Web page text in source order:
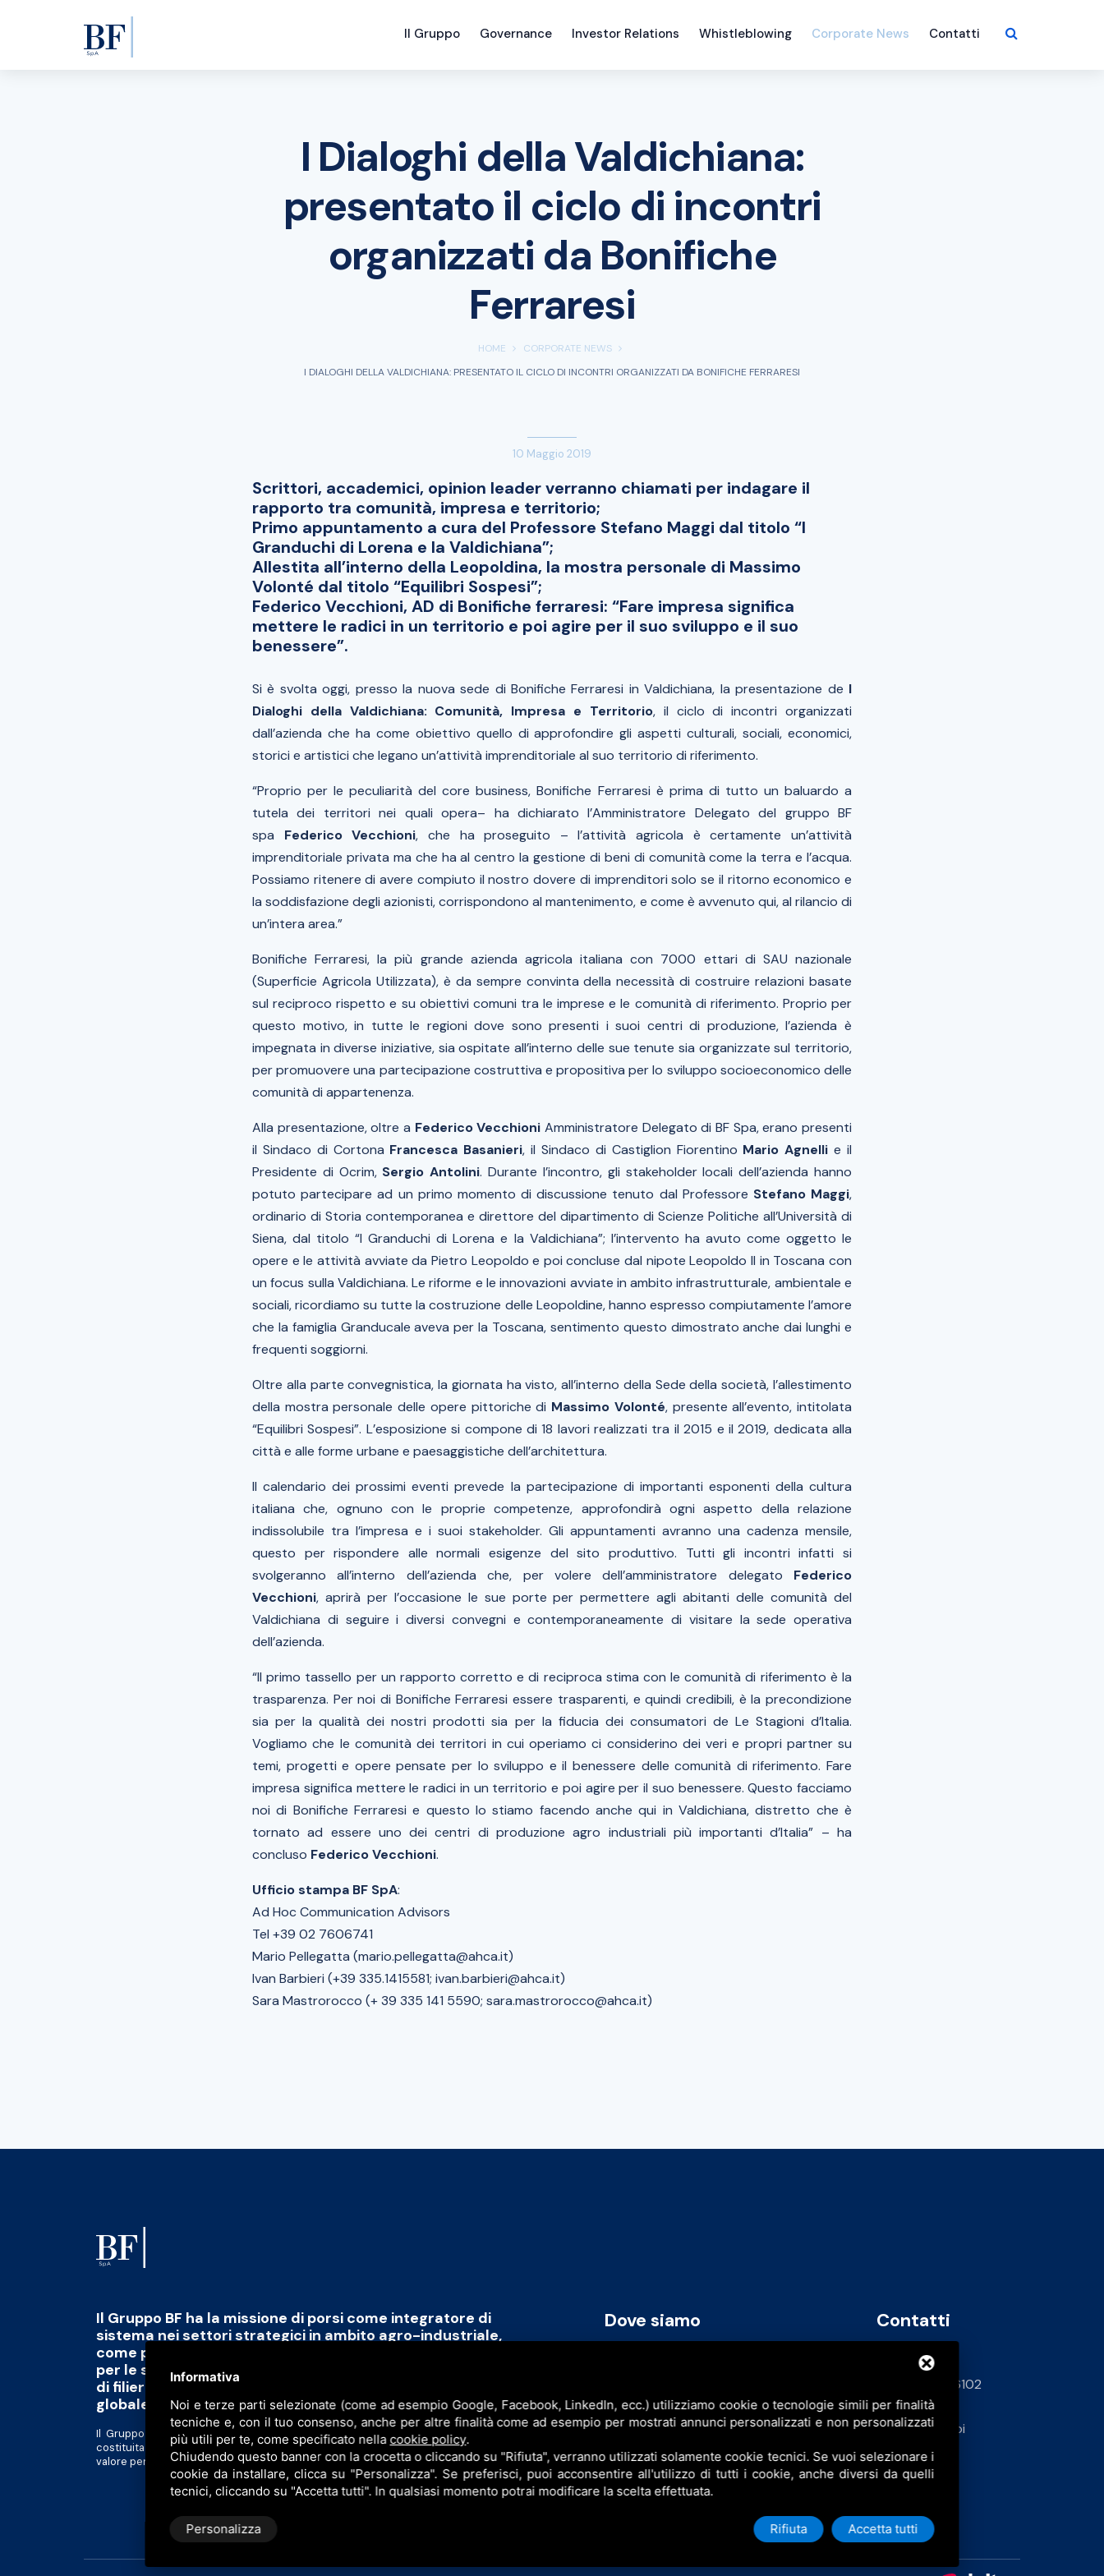
Il Gruppo Governance Investor Relations Whistleblowing Corporate News Contatti
I Dialoghi della Valdichiana:
presentato il ciclo di incontri
organizzati da Bonifiche
Ferraresi
HOME
CORPORATE NEWS
I DIALOGHI DELLA VALDICHIANA: PRESENTATO IL CICLO DI INCONTRI ORGANIZZATI DA BONIFICHE FERRARESI
10 Maggio 2019
Scrittori, accademici, opinion leader verranno chiamati per indagare il
rapporto tra comunità, impresa e territorio;
Primo appuntamento a cura del Professore Stefano Maggi dal titolo “I
Granduchi di Lorena e la Valdichiana”;
Allestita all’interno della Leopoldina, la mostra personale di Massimo
Volonté dal titolo “Equilibri Sospesi”;
Federico Vecchioni, AD di Bonifiche ferraresi: “Fare impresa significa
mettere le radici in un territorio e poi agire per il suo sviluppo e il suo
benessere”.
Si è svolta oggi, presso la nuova sede di Bonifiche Ferraresi in Valdichiana, la presentazione de I
Dialoghi della Valdichiana: Comunità, Impresa e Territorio, il ciclo di incontri organizzati
dall’azienda che ha come obiettivo quello di approfondire gli aspetti culturali, sociali, economici,
storici e artistici che legano un’attività imprenditoriale al suo territorio di riferimento.
“Proprio per le peculiarità del core business, Bonifiche Ferraresi è prima di tutto un baluardo a
tutela dei territori nei quali opera– ha dichiarato l’Amministratore Delegato del gruppo BF
spa Federico Vecchioni, che ha proseguito –l’attività agricola è certamente un’attività
imprenditoriale privata ma che ha al centro la gestione di beni di comunità come la terra e l’acqua.
Possiamo ritenere di avere compiuto il nostro dovere di imprenditori solo se il ritorno economico e
la soddisfazione degli azionisti, corrispondono al mantenimento, e come è avvenuto qui, al rilancio di
un’intera area.”
Bonifiche Ferraresi, la più grande azienda agricola italiana con 7000 ettari di SAU nazionale
(Superficie Agricola Utilizzata), è da sempre convinta della necessità di costruire relazioni basate
sul reciproco rispetto e su obiettivi comuni tra le imprese e le comunità di riferimento. Proprio per
questo motivo, in tutte le regioni dove sono presenti i suoi centri di produzione, l’azienda è
impegnata in diverse iniziative, sia ospitate all’interno delle sue tenute sia organizzate sul territorio,
per promuovere una partecipazione costruttiva e propositiva per lo sviluppo socioeconomico delle
comunità di appartenenza.
Alla presentazione, oltre a Federico Vecchioni Amministratore Delegato di BF Spa, erano presenti
il Sindaco di Cortona Francesca Basanieri, il Sindaco di Castiglion Fiorentino Mario Agnelli e il
Presidente di Ocrim, Sergio Antolini. Durante l’incontro, gli stakeholder locali dell’azienda hanno
potuto partecipare ad un primo momento di discussione tenuto dal Professore Stefano Maggi,
ordinario di Storia contemporanea e direttore del dipartimento di Scienze Politiche all’Università di
Siena, dal titolo “I Granduchi di Lorena e la Valdichiana”; l’intervento ha avuto come oggetto le
opere e le attività avviate da Pietro Leopoldo e poi concluse dal nipote Leopoldo II in Toscana con
un focus sulla Valdichiana. Le riforme e le innovazioni avviate in ambito infrastrutturale, ambientale e
sociali, ricordiamo su tutte la costruzione delle Leopoldine, hanno espresso compiutamente l’amore
che la famiglia Granducale aveva per la Toscana, sentimento questo dimostrato anche dai lunghi e
frequenti soggiorni.
Oltre alla parte convegnistica, la giornata ha visto, all’interno della Sede della società, l’allestimento
della mostra personale delle opere pittoriche di Massimo Volonté, presente all’evento, intitolata
“Equilibri Sospesi”. L’esposizione si compone di 18 lavori realizzati tra il 2015 e il 2019, dedicata alla
città e alle forme urbane e paesaggistiche dell’architettura.
Il calendario dei prossimi eventi prevede la partecipazione di importanti esponenti della cultura
italiana che, ognuno con le proprie competenze, approfondirà ogni aspetto della relazione
indissolubile tra l’impresa e i suoi stakeholder. Gli appuntamenti avranno una cadenza mensile,
questo per rispondere alle normali esigenze del sito produttivo. Tutti gli incontri infatti si
svolgeranno all’interno dell’azienda che, per volere dell’amministratore delegato Federico
Vecchioni, aprirà per l’occasione le sue porte per permettere agli abitanti delle comunità del
Valdichiana di seguire i diversi convegni e contemporaneamente di visitare la sede operativa
dell’azienda.
“Il primo tassello per un rapporto corretto e di reciproca stima con le comunità di riferimento è la
trasparenza. Per noi di Bonifiche Ferraresi essere trasparenti, e quindi credibili, è la precondizione
sia per la qualità dei nostri prodotti sia per la fiducia dei consumatori de Le Stagioni d’Italia.
Vogliamo che le comunità dei territori in cui operiamo ci considerino dei veri e propri partner su
temi, progetti e opere pensate per lo sviluppo e il benessere delle comunità di riferimento. Fare
impresa significa mettere le radici in un territorio e poi agire per il suo benessere. Questo facciamo
noi di Bonifiche Ferraresi e questo lo stiamo facendo anche qui in Valdichiana, distretto che è
tornato ad essere uno dei centri di produzione agro industriali più importanti d’Italia” – ha
concluso Federico Vecchioni.
Ufficio stampa BF SpA:
Ad Hoc Communication Advisors
Tel +39 02 7606741
Mario Pellegatta (mario.pellegatta@ahca.it)
Ivan Barbieri (+39 335.1415581; ivan.barbieri@ahca.it)
Sara Mastrorocco (+ 39 335 141 5590; sara.mastrorocco@ahca.it)
Il Gruppo BF ha la missione di porsi come integratore di
sistema nei settori strategici in ambito agro-industriale,
come polo di eccellenza capace di formare il capitale umano
per le sfide del futuro abbinato alla promozione di un modello
di filiera di qualità, scalabile e tracciabile, replicabile a livello
globale
Il Gruppo BF è divenuto una piattaforma al servizio dell’intera filiera agro-industriale
costituita da realtà tra loro complementari in forte sinergia con l’obiettivo di creare
valore per gli azionisti e tutti gli altri stakeholder.
Dove siamo
P.I. & C.F. 08677760962
Contatti
info@bfspa.it
+39 0532 836102
Lavora con noi
Informativa
Noi e terze parti selezionate (come ad esempio Google, Facebook, LinkedIn, ecc.) utilizziamo cookie o tecnologie simili per finalità
tecniche e, con il tuo consenso, anche per altre finalità come ad esempio per mostrati annunci personalizzati e non personalizzati
più utili per te, come specificato nella cookie policy.
Chiudendo questo banner con la crocetta o cliccando su "Rifiuta", verranno utilizzati solamente cookie tecnici. Se vuoi selezionare i
cookie da installare, clicca su "Personalizza". Se preferisci, puoi acconsentire all'utilizzo di tutti i cookie, anche diversi da quelli
tecnici, cliccando su "Accetta tutti". In qualsiasi momento potrai modificare la scelta effettuata.
Personalizza Rifiuta Accetta tutti